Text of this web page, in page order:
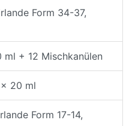
Form 34-37,
+ 12 Mischkanülen
20 ml
Form 17-14,